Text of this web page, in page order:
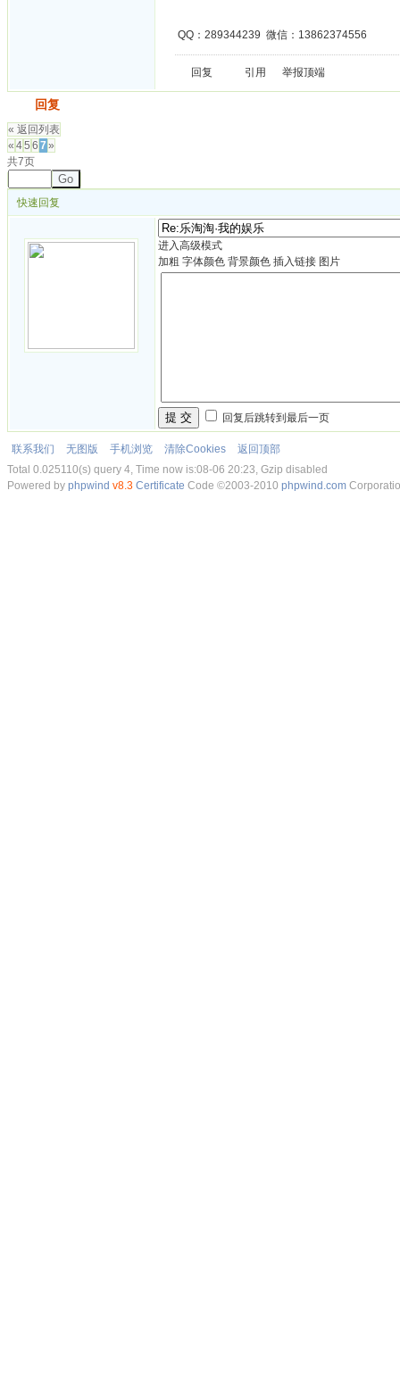
QQ：289344239 微信：13862374556
回复 引用 举报顶端
回复
« 返回列表
« 45 6 7 »
共7页
Go
快速回复
进入高级模式
加粗 字体颜色 背景颜色 插入链接 图片
提 交 回复后跳转到最后一页
联系我们 无图版 手机浏览 清除Cookies
返回顶部
Total 0.025110(s) query 4, Time now is:08-06 20:23, Gzip disabled
Powered by phpwind v8.3 Certificate Code ©2003-2010 phpwind.com